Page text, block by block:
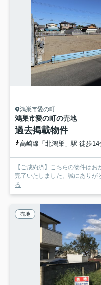
鴻巣市愛の町
鴻巣市愛の町の売地
過去掲載物件
高崎線「北鴻巣」駅 徒歩14
【ご成約済】こちらの物件は
完了いたしました。誠にありが
る
売地